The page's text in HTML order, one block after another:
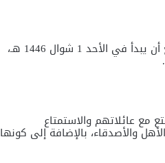
بما أن التقويم الهجري يختلف عن الميلادي، فإن عيد الفطر لعام ١٤٤٦ هـ من المتوقع أن يبدأ في الأحد 1 شوال 1446 هـ،
مع عائلاتهم والاستمتاع
والأصدقاء، بالإضافة إلى كونها